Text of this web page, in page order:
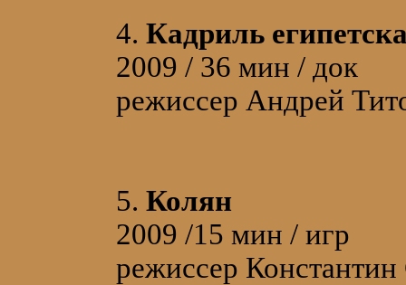
4. Кадриль
2009 / 36 мин / док
режиссер Андрей
5. Колян
2009 /15 мин / игр
режиссер